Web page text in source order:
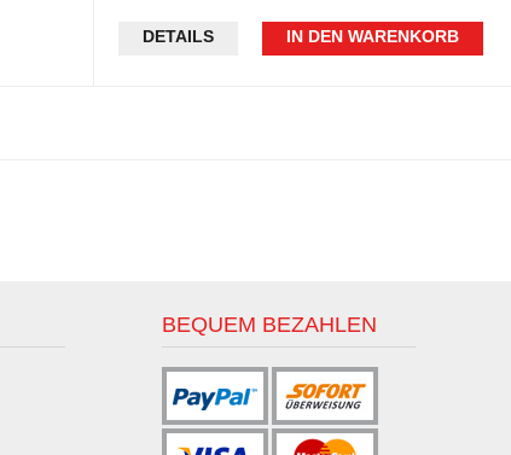
DETAILS IN DEN WARENKORB
BEQUEM BEZAHLEN